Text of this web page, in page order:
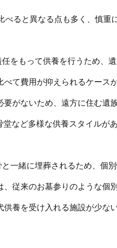
ると異なる点も多く、慎
をもって供養を行うため、
て費用が抑えられるケー
がないため、遠方に住む遺
など多様な供養スタイル
一緒に埋葬されるため、個
従来のお墓参りのような個
養を受け入れる施設が少な